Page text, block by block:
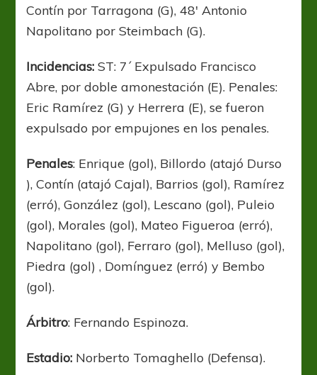
Contín por Tarragona (G), 48′ Antonio
Napolitano por Steimbach (G).
Incidencias: ST: 7´ Expulsado Francisco
Abre, por doble amonestación (E). Penales:
Eric Ramírez (G) y Herrera (E), se fueron
expulsado por empujones en los penales.
Penales: Enrique (gol), Billordo (atajó Durso
), Contín (atajó Cajal), Barrios (gol), Ramírez
(erró), González (gol), Lescano (gol), Puleio
(gol), Morales (gol), Mateo Figueroa (erró),
Napolitano (gol), Ferraro (gol), Melluso (gol),
Piedra (gol) , Domínguez (erró) y Bembo
(gol).
Árbitro: Fernando Espinoza.
Estadio: Norberto Tomaghello (Defensa).